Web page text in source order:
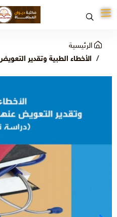
الرئيسية
الأخطاء الطبية وتقدير